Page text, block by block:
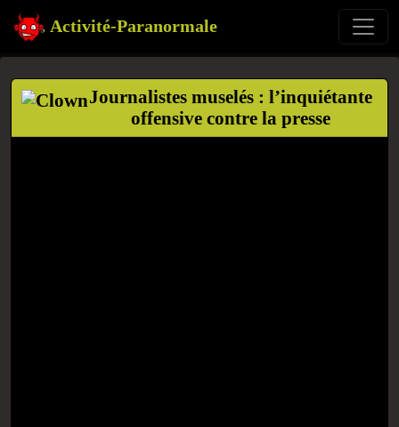
Activité-Paranormale
Journalistes muselés : l’inquiétante
offensive contre la presse